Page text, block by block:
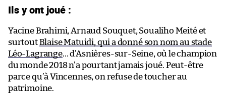
Ils y ont joué :
Yacine Brahimi, Arnaud Souquet, Soualiho Meité et
surtoutBlaise Matuidi, qui a donné son nom au stade
Léo-Lagrange… d’Asnières-sur-Seine, où le champion
du monde 2018 n’a pourtant jamais joué. Peut-être
parce qu’à Vincennes, on refuse de toucher au
patrimoine.